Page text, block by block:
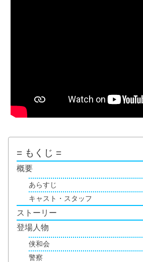
= もくじ =
概要
あらすじ
キャスト・スタッフ
ストーリー
登場人物
侠和会
警察